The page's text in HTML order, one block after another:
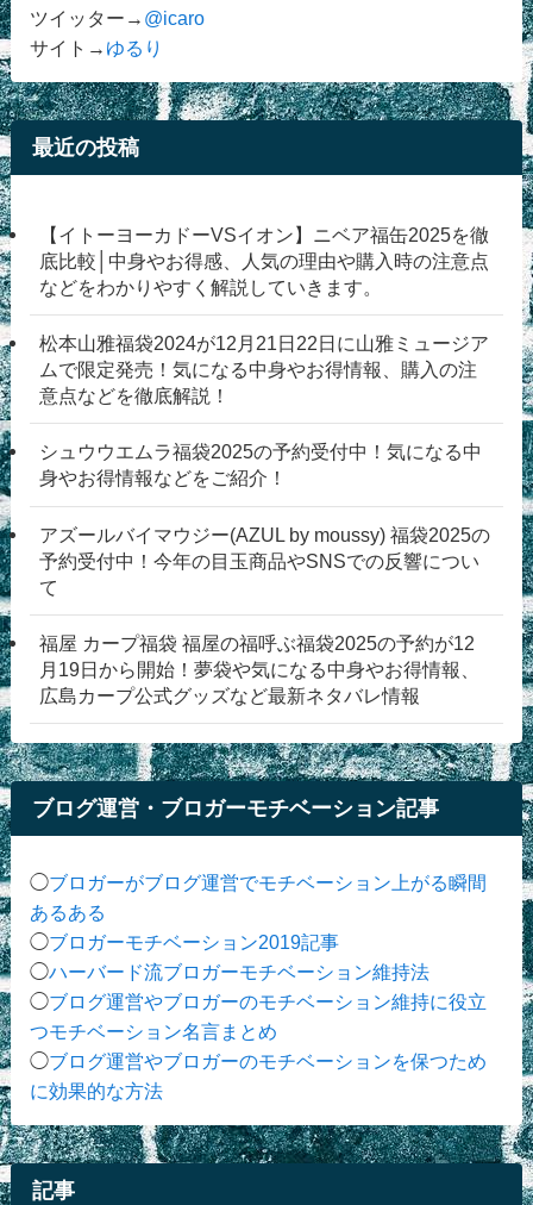
ツイッター→ @icaro
サイト→ ゆるり
最近の投稿
【イトーヨーカドーVSイオン】ニベア福缶2025を徹
底比較│中身やお得感、人気の理由や購入時の注意点
などをわかりやすく解説していきます。
松本山雅福袋2024が12月21日22日に山雅ミュージア
ムで限定発売！気になる中身やお得情報、購入の注
意点などを徹底解説！
シュウウエムラ福袋2025の予約受付中！気になる中
身やお得情報などをご紹介！
アズールバイマウジー(AZUL by moussy) 福袋2025の
予約受付中！今年の目玉商品やSNSでの反響につい
て
福屋 カープ福袋 福屋の福呼ぶ福袋2025の予約が12
月19日から開始！夢袋や気になる中身やお得情報、
広島カープ公式グッズなど最新ネタバレ情報
ブログ運営・ブロガーモチベーション記事
◯ブロガーがブログ運営でモチベーション上がる瞬間
あるある
◯ブロガーモチベーション2019記事
◯ハーバード流ブロガーモチベーション維持法
◯ブログ運営やブロガーのモチベーション維持に役立
つモチベーション名言まとめ
◯ブログ運営やブロガーのモチベーションを保つため
に効果的な方法
記事